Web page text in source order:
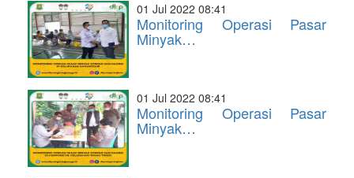
01 Jul 2022 08:41
Monitoring Operasi Pasar
Minyak…
01 Jul 2022 08:41
Monitoring Operasi Pasar
Minyak…